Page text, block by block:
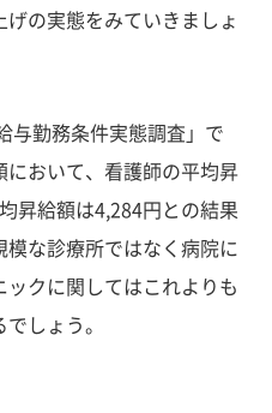
の実態をみていきましょ
与勤務条件実態調査」で
において、看護師の平均昇
昇給額は4,284円との結果
な診療所ではなく病院に
クに関してはこれよりも
しょう。